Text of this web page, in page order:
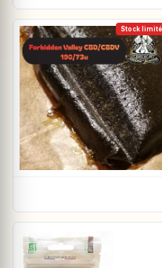
Stock limité